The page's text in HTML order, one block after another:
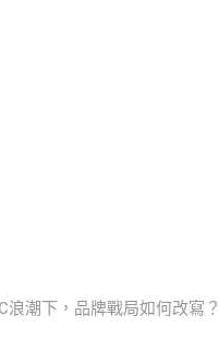
浪潮下，品牌戰局如何改寫？